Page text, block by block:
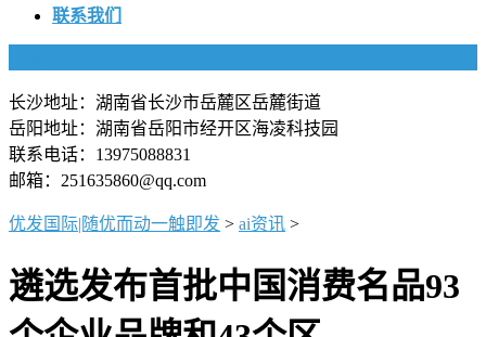
联系我们
长沙地址：湖南省长沙市岳麓区岳麓街道
岳阳地址：湖南省岳阳市经开区海凌科技园
联系电话：13975088831
邮箱：251635860@qq.com
优发国际|随优而动一触即发 > ai资讯 >
遴选发布首批中国消费名品93